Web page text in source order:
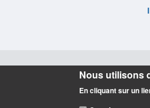
Informations
Nous utilisons
En cliquant sur un